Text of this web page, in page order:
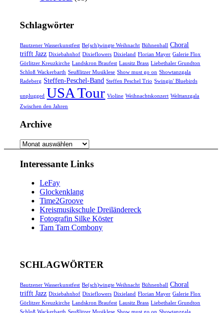
Schlagwörter
Bautzener Wasserkunstfest Be(sch)wingte Weihnacht Bühnenball Choral
trifft Jazz Dixiebahnhof Dixieflowers Dixieland Florian Mayer Galerie Flox
Görlitzer Kreuzkirche Landskron Braufest Lausitz Brass Liebethaler Grundton
Schloß Wackerbarth Seußlitzer Musiklese Show must go on Showtanzgala
Radeberg Steffen-Peschel-Band Steffen Peschel Trio Swingin' Bluebirds
unplugged USA Tour Violine Weihnachtskonzert Welttanzgala
Zwischen den Jahren
Archive
Archive
Interessante Links
LeFay
Glockenklang
Time2Groove
Kreismusikschule Dreiländereck
Fotografin Silke Köster
Tam Tam Combony
SCHLAGWÖRTER
Bautzener Wasserkunstfest Be(sch)wingte Weihnacht Bühnenball Choral
trifft Jazz Dixiebahnhof Dixieflowers Dixieland Florian Mayer Galerie Flox
Görlitzer Kreuzkirche Landskron Braufest Lausitz Brass Liebethaler Grundton
Schloß Wackerbarth Seußlitzer Musiklese Show must go on Showtanzgala